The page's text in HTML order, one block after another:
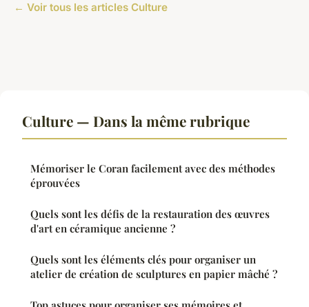
← Voir tous les articles Culture
Culture — Dans la même rubrique
Mémoriser le Coran facilement avec des méthodes
éprouvées
Quels sont les défis de la restauration des œuvres
d'art en céramique ancienne ?
Quels sont les éléments clés pour organiser un
atelier de création de sculptures en papier mâché ?